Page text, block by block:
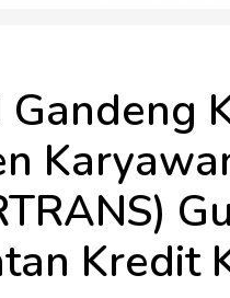
Gandeng
Kredit